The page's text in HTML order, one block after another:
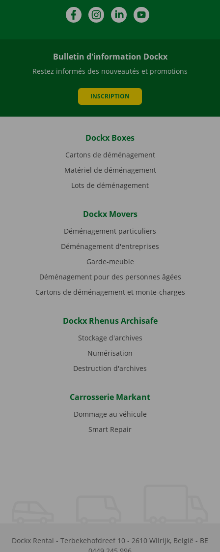
FacebookInstagramLinkedIn
Bulletin d'information Dockx
Restez informés des nouveautés et promotions
INSCRIPTION
Dockx Boxes
Cartons de déménagement
Matériel de déménagement
Lots de déménagement
Dockx Movers
Déménagement particuliers
Déménagement d'entreprises
Garde-meuble
Déménagement pour des personnes âgées
Cartons de déménagement et monte-charges
Dockx Rhenus Archisafe
Stockage d'archives
Numérisation
Destruction d'archives
Carrosserie Markant
Dommage au véhicule
Smart Repair
Dockx Rental - Terbekehofdreef 10 - 2610 Wilrijk, België - BE